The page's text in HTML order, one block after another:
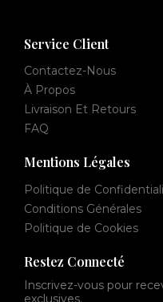
Service Client
Contactez-Nous
À Propos
Livraison Et Retours
FAQ
Mentions Légales
Politique de
Conditions Générales
Politique de Cookies
Restez Connecté
Inscrivez-vous pour
exclusives.